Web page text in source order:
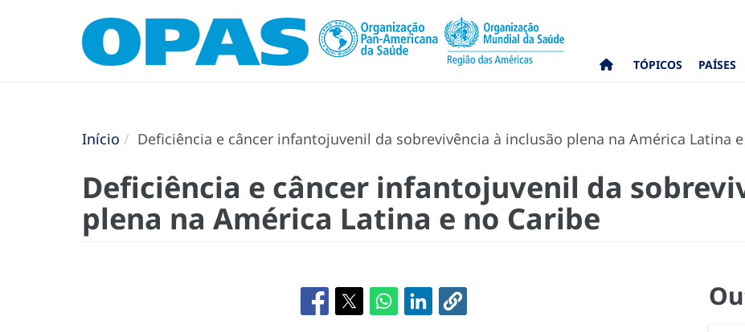
TÓPICOS PAÍSES
Início Deficiência e câncer infantojuvenil da sobrevivência à inclusão plena na América Latina
Deficiência e câncer infantojuvenil da
plena na América Latina e no Caribe